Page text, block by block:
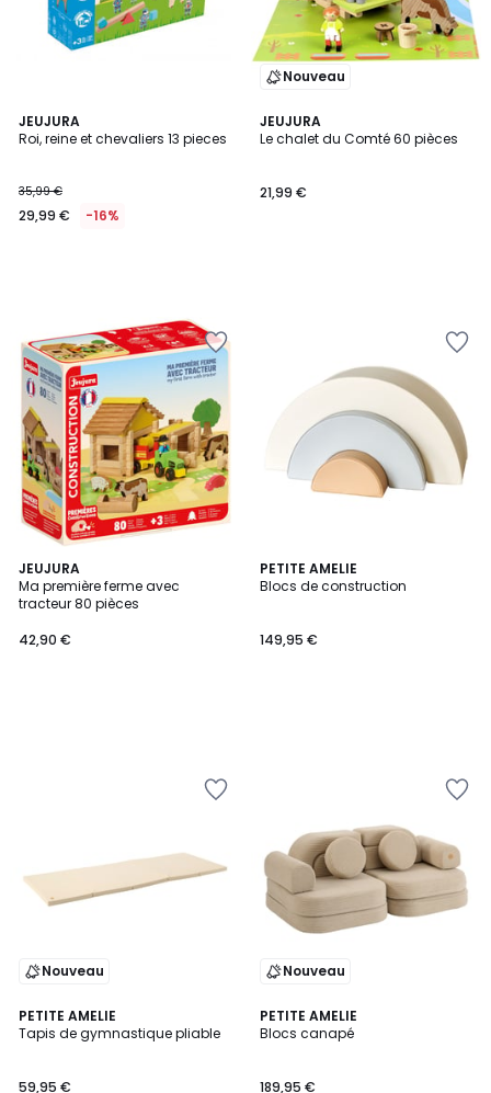
JEUJURA
Roi, reine et chevaliers 13 pieces
35,99 €
29,99 € -16%
Nouveau
JEUJURA
Le chalet du Comté 60 pièces
21,99 €
JEUJURA
Ma première ferme avec
tracteur 80 pièces
42,90 €
PETITE AMELIE
Blocs de construction
149,95 €
Nouveau
PETITE AMELIE
Tapis de gymnastique pliable
59,95 €
Nouveau
PETITE AMELIE
Blocs canapé
189,95 €
2
Couleurs